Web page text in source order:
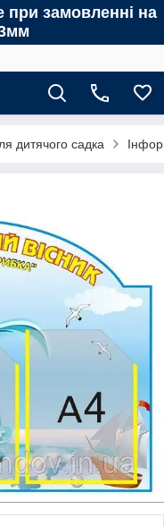
при замовленні на
дитячого садка